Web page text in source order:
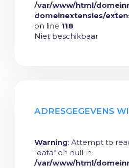
/var/www/html/
domeinextensies/
on line 118
Niet beschikbaar
ADRESGEGEVENS
Warning: Attempt to
"data" on null in
/var/www/html/